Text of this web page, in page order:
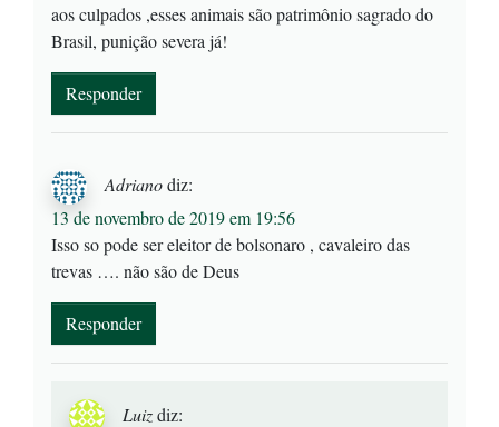
aos culpados ,esses animais são patrimônio sagrado do
Brasil, punição severa já!
Responder
Adrianodiz:
13 de novembro de 2019 em 19:56
Isso so pode ser eleitor de bolsonaro , cavaleiro das
trevas …. não são de Deus
Responder
Luizdiz: